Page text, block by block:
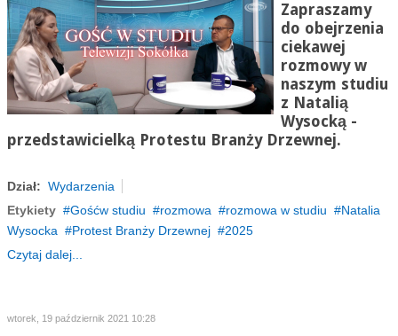
Zapraszamy
do obejrzenia
ciekawej
rozmowy w
naszym studiu
z Natalią
Wysocką -
przedstawicielką Protestu Branży Drzewnej.
Dział: Wydarzenia
Etykiety
Gośćw studiu rozmowa rozmowa w studiu
Natalia
Wysocka
Protest Branży Drzewnej
2025
Czytaj dalej...
wtorek, 19 październik 2021 10:28